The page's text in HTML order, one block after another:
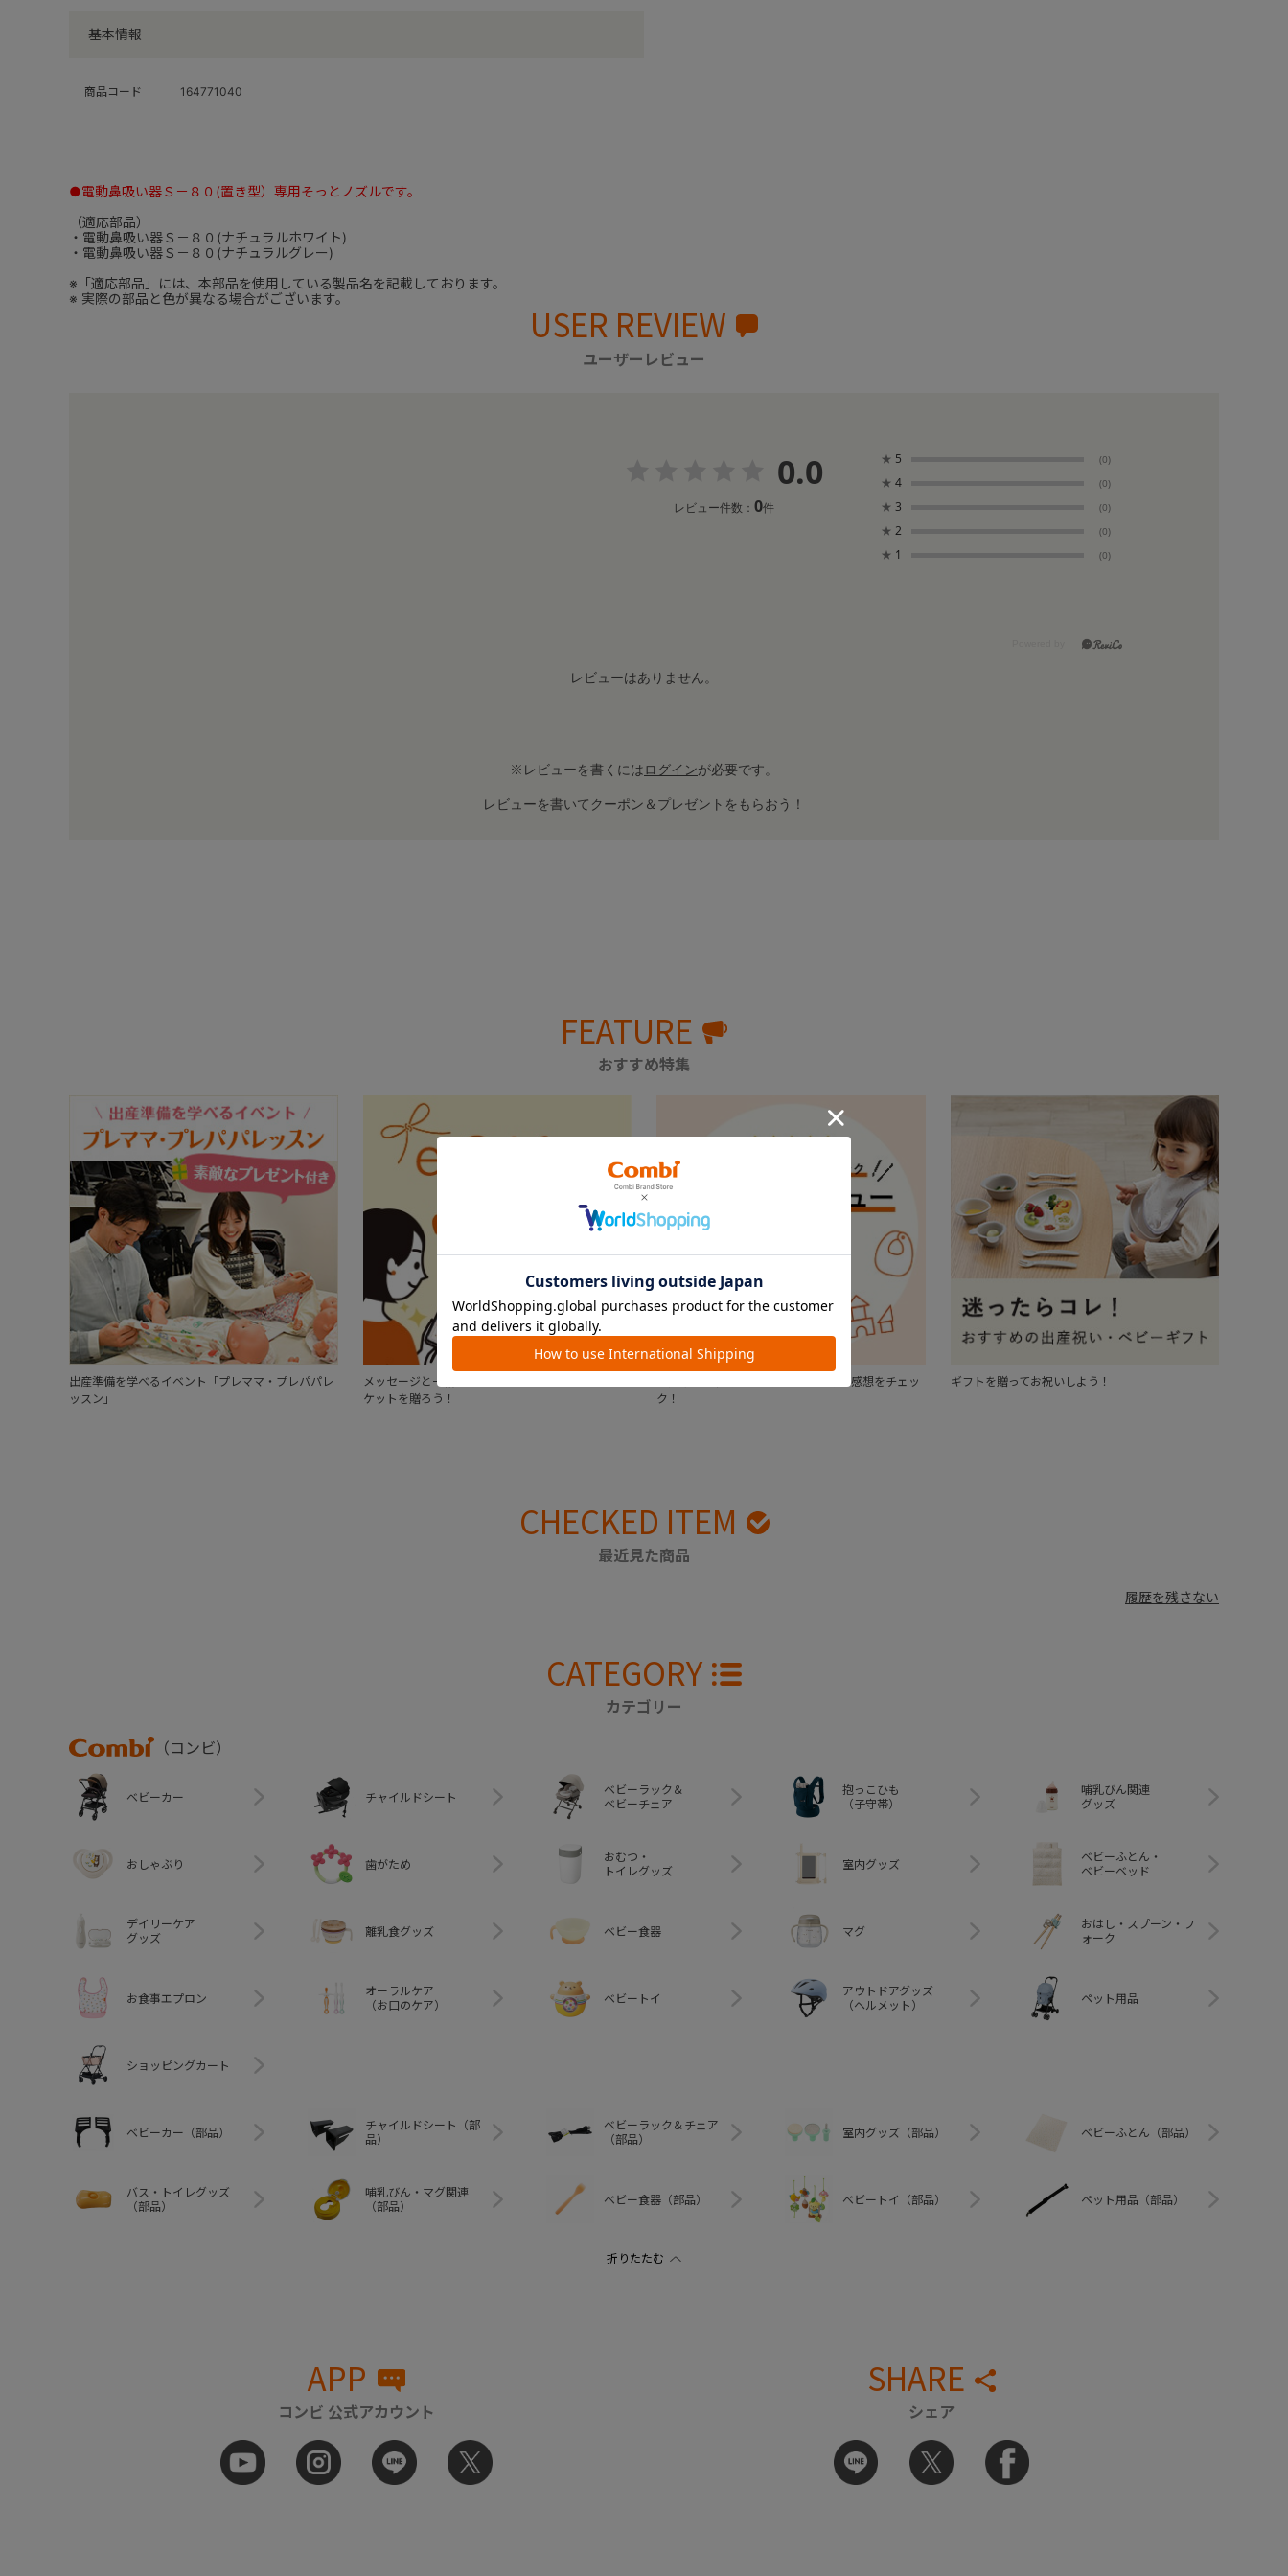
基本情報
商品コード 164771040
●電動鼻吸い器Ｓ－８０(置き型）専用そっとノズルです。
（適応部品）
・電動鼻吸い器Ｓ－８０(ナチュラルホワイト)
・電動鼻吸い器Ｓ－８０(ナチュラルグレー)
※「適応部品」には、本部品を使用している製品名を記載しております。
※ 実際の部品と色が異なる場合がございます。
USER REVIEW
ユーザーレビュー
0.0
レビュー件数： 0件
★ 5 (0)
★ 4 (0)
★ 3 (0)
★ 2 (0)
★ 1 (0)
レビューはありません。
※レビューを書くにはログインが必要です。
レビューを書いてクーポン＆プレゼントをもらおう！
FEATURE
おすすめ特集
出産準備を学べるイベント「プレママ・プレパパレ
ッスン」
メッセージと一緒にメールやSNSを使ってギフトチ
ケットを贈ろう！
出産準備の参考に。実際に使ってみた感想をチェッ
ク！
ギフトを贈ってお祝いしよう！
CHECKED ITEM
最近見た商品
履歴を残さない
CATEGORY
カテゴリー
Combi
（コンビ）
ベビーカー チャイルドシート
ベビーラック＆
ベビーチェア
抱っこひも
（子守帯）
哺乳びん関連
グッズ
おしゃぶり 歯がため
おむつ・
トイレグッズ
室内グッズ
ベビーふとん・
ベビーベッド
デイリーケア
グッズ
離乳食グッズ ベビー食器 マグ
おはし・スプーン・フ
ォーク
お食事エプロン
オーラルケア
（お口のケア）
ベビートイ
アウトドアグッズ
（ヘルメット）
ペット用品
ショッピングカート
ベビーカー（部品）
チャイルドシート（部
品）
ベビーラック＆チェア
（部品）
室内グッズ（部品） ベビーふとん（部品）
バス・トイレグッズ
（部品）
哺乳びん・マグ関連
（部品）
ベビー食器（部品） ベビートイ（部品） ペット用品（部品）
APP
コンビ 公式アカウント
SHARE
シェア